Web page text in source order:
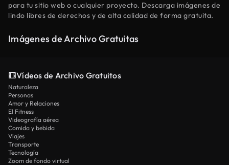
para tu sitio web o cualquier proyecto. Descarga imágenes de
lindo libres de derechos y de alta calidad de forma gratuita.
Imágenes de Archivo Gratuitas
Vídeos de Archivo Gratuitos
Naturaleza
Personas
Amor y Relaciones
El Fitness
Videografía aérea
Comida y bebida
Viajes
Transporte
Tecnología
Zoom de fondo virtual